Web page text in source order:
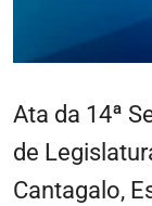
Ata da 14ª
de
Cantagalo,